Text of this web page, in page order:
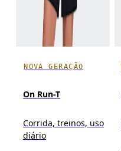
NOVA GERAÇÃO
On Run-T
Corrida, treinos, uso
diário